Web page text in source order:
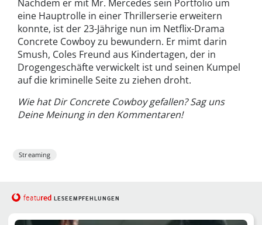
Nachdem er mit Mr. Mercedes sein Portfolio um
eine Hauptrolle in einer Thrillerserie erweitern
konnte, ist der 23-Jährige nun im Netflix-Drama
Concrete Cowboy zu bewundern. Er mimt darin
Smush, Coles Freund aus Kindertagen, der in
Drogengeschäfte verwickelt ist und seinen Kumpel
auf die kriminelle Seite zu ziehen droht.
Wie hat Dir Concrete Cowboy gefallen? Sag uns
Deine Meinung in den Kommentaren!
Streaming
featured LESEEMPFEHLUNGEN